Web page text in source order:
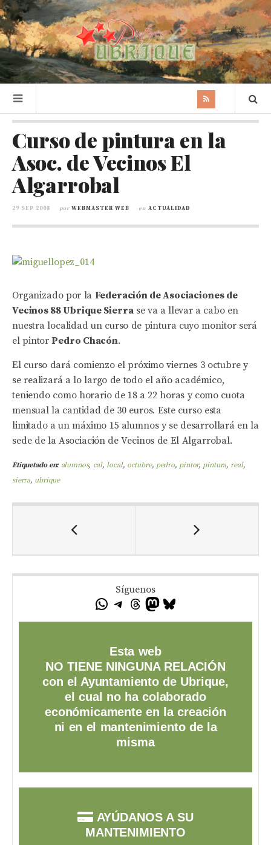
Curso de pintura en la
Asoc. de Vecinos El
Algarrobal
29 SEP 2008 por WEBMASTER WEB en ACTUALIDAD
Organizado por la Federación de Asociaciones de
Vecinos 88 Ubrique Sierrase va a llevar a cabo en
nuestra localidad un curso de pintura cuyo monitor será
el pintorPedro Chacón.
El curso dará comienzo el próximo viernes 3 octubre y
se realizará a lo largo de todo el año académico,
teniendo como horario de 18 a 22 horas y como cuota
mensual la cantidad de 30 euros. Este curso esta
limitado a un máximo 15 alumnos y se desarrollará en la
sede de la Asociación de Vecinos de El Algarrobal.
Etiquetado en: alumnos, cal,local, octubre, pedro, pintor, pintura,real,
sierra, ubrique
Síguenos
Esta web
NO TIENE NINGUNA RELACIÓN
con el Ayuntamiento de Ubrique,
el cual no ha colaborado
económicamente en la creación
ni en el mantenimiento de la
misma
AYÚDANOS A SU
MANTENIMIENTO